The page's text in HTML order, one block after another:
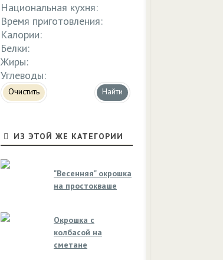
Национальная кухня:
Время приготовления:
Калории:
Белки:
Жиры:
Углеводы:
Очистить
ИЗ ЭТОЙ ЖЕ КАТЕГОРИИ
"Весенняя" окрошка
на простокваше
Окрошка с
колбасой на
сметане